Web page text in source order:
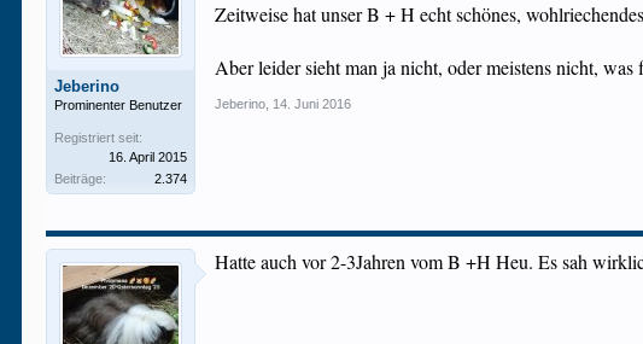
Jeberino
Prominenter Benutzer
Registriert seit:
16. April 2015
Beiträge:
2.374
Zeitweise hat unser B + H echt schönes,
Aber leider sieht man ja nicht, oder meistens nicht,
Jeberino 14. Juni 2016
Hatte auch vor 2-3Jahren vom B +H Heu. Es sah